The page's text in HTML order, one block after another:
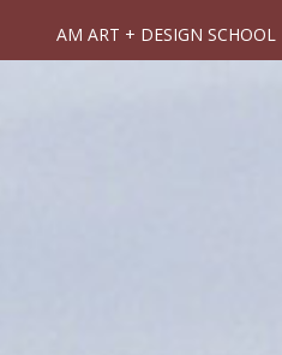
AM ART + DESIGN SCHOOL